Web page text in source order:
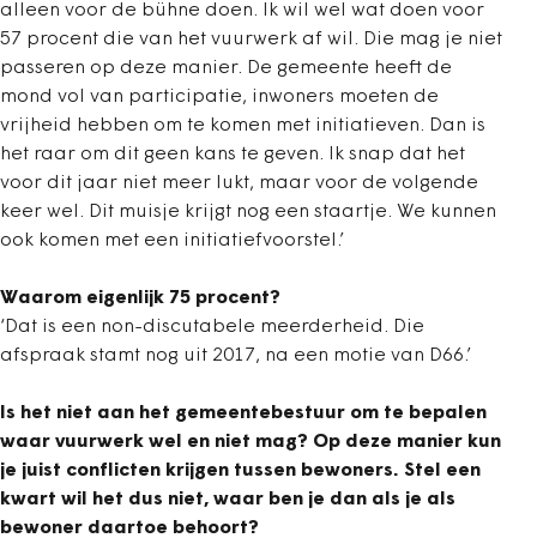
alleen voor de bühne doen. Ik wil wel wat doen voor
57 procent die van het vuurwerk af wil. Die mag je niet
passeren op deze manier. De gemeente heeft de
mond vol van participatie, inwoners moeten de
vrijheid hebben om te komen met initiatieven. Dan is
het raar om dit geen kans te geven. Ik snap dat het
voor dit jaar niet meer lukt, maar voor de volgende
keer wel. Dit muisje krijgt nog een staartje. We kunnen
ook komen met een initiatiefvoorstel.’
Waarom eigenlijk 75 procent?
‘Dat is een non-discutabele meerderheid. Die
afspraak stamt nog uit 2017, na een motie van D66.’
Is het niet aan het gemeentebestuur om te bepalen
waar vuurwerk wel en niet mag? Op deze manier kun
je juist conflicten krijgen tussen bewoners. Stel een
kwart wil het dus niet, waar ben je dan als je als
bewoner daartoe behoort?